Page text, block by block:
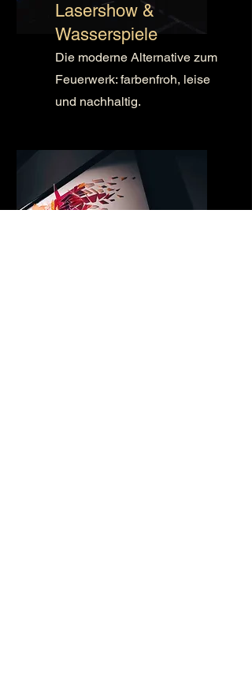
Lasershow &
Wasserspiele
Die moderne Alternative zum
Feuerwerk: farbenfroh, leise
und nachhaltig.